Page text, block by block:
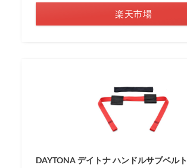
楽天市場
DAYTONA デイトナ ハンドルサブベルト